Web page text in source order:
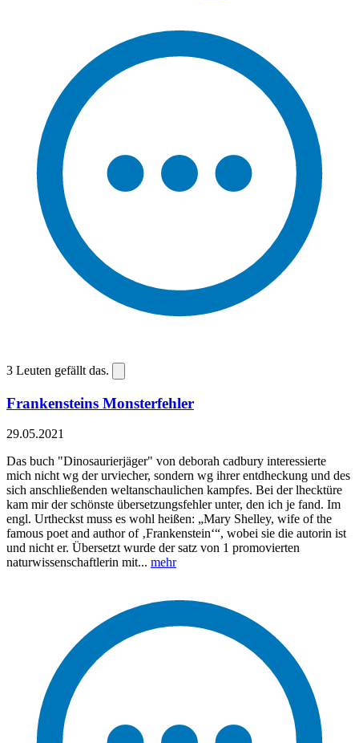
3 Leuten gefällt das.
Frankensteins Monsterfehler
29.05.2021
Das buch "Dinosaurierjäger" von deborah cadbury interessierte
mich nicht wg der urviecher, sondern wg ihrer entdheckung und des
sich anschließenden weltanschaulichen kampfes. Bei der lhecktüre
kam mir der schönste übersetzungsfehler unter, den ich je fand. Im
engl. Urtheckst muss es wohl heißen: „Mary Shelley, wife of the
famous poet and author of ‚Frankenstein‘“, wobei sie die autorin ist
und nicht er. Übersetzt wurde der satz von 1 promovierten
naturwissenschaftlerin mit... mehr